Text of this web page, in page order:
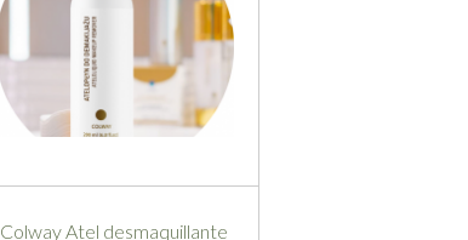
Colway Atel desmaquillante